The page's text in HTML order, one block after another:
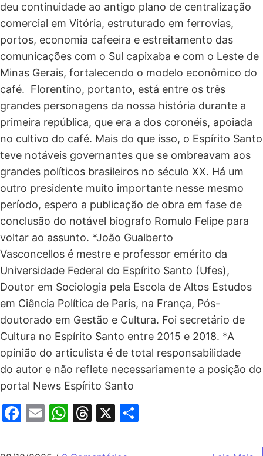
deu continuidade ao antigo plano de centralização
comercial em Vitória, estruturado em ferrovias,
portos, economia cafeeira e estreitamento das
comunicações com o Sul capixaba e com o Leste de
Minas Gerais, fortalecendo o modelo econômico do
café. Florentino, portanto, está entre os três
grandes personagens da nossa história durante a
primeira república, que era a dos coronéis, apoiada
no cultivo do café. Mais do que isso, o Espírito Santo
teve notáveis governantes que se ombreavam aos
grandes políticos brasileiros no século XX. Há um
outro presidente muito importante nesse mesmo
período, espero a publicação de obra em fase de
conclusão do notável biografo Romulo Felipe para
voltar ao assunto. *João Gualberto
Vasconcellos é mestre e professor emérito da
Universidade Federal do Espírito Santo (Ufes),
Doutor em Sociologia pela Escola de Altos Estudos
em Ciência Política de Paris, na França, Pós-
doutorado em Gestão e Cultura. Foi secretário de
Cultura no Espírito Santo entre 2015 e 2018. *A
opinião do articulista é de total responsabilidade
do autor e não reflete necessariamente a posição do
portal News Espírito Santo
Facebook
EmailWhatsApp
Threads
X